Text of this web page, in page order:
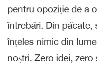
pentru opoziție de a
întrebări. Din păcate,
înțeles nimic din
noștri. Zero idei,